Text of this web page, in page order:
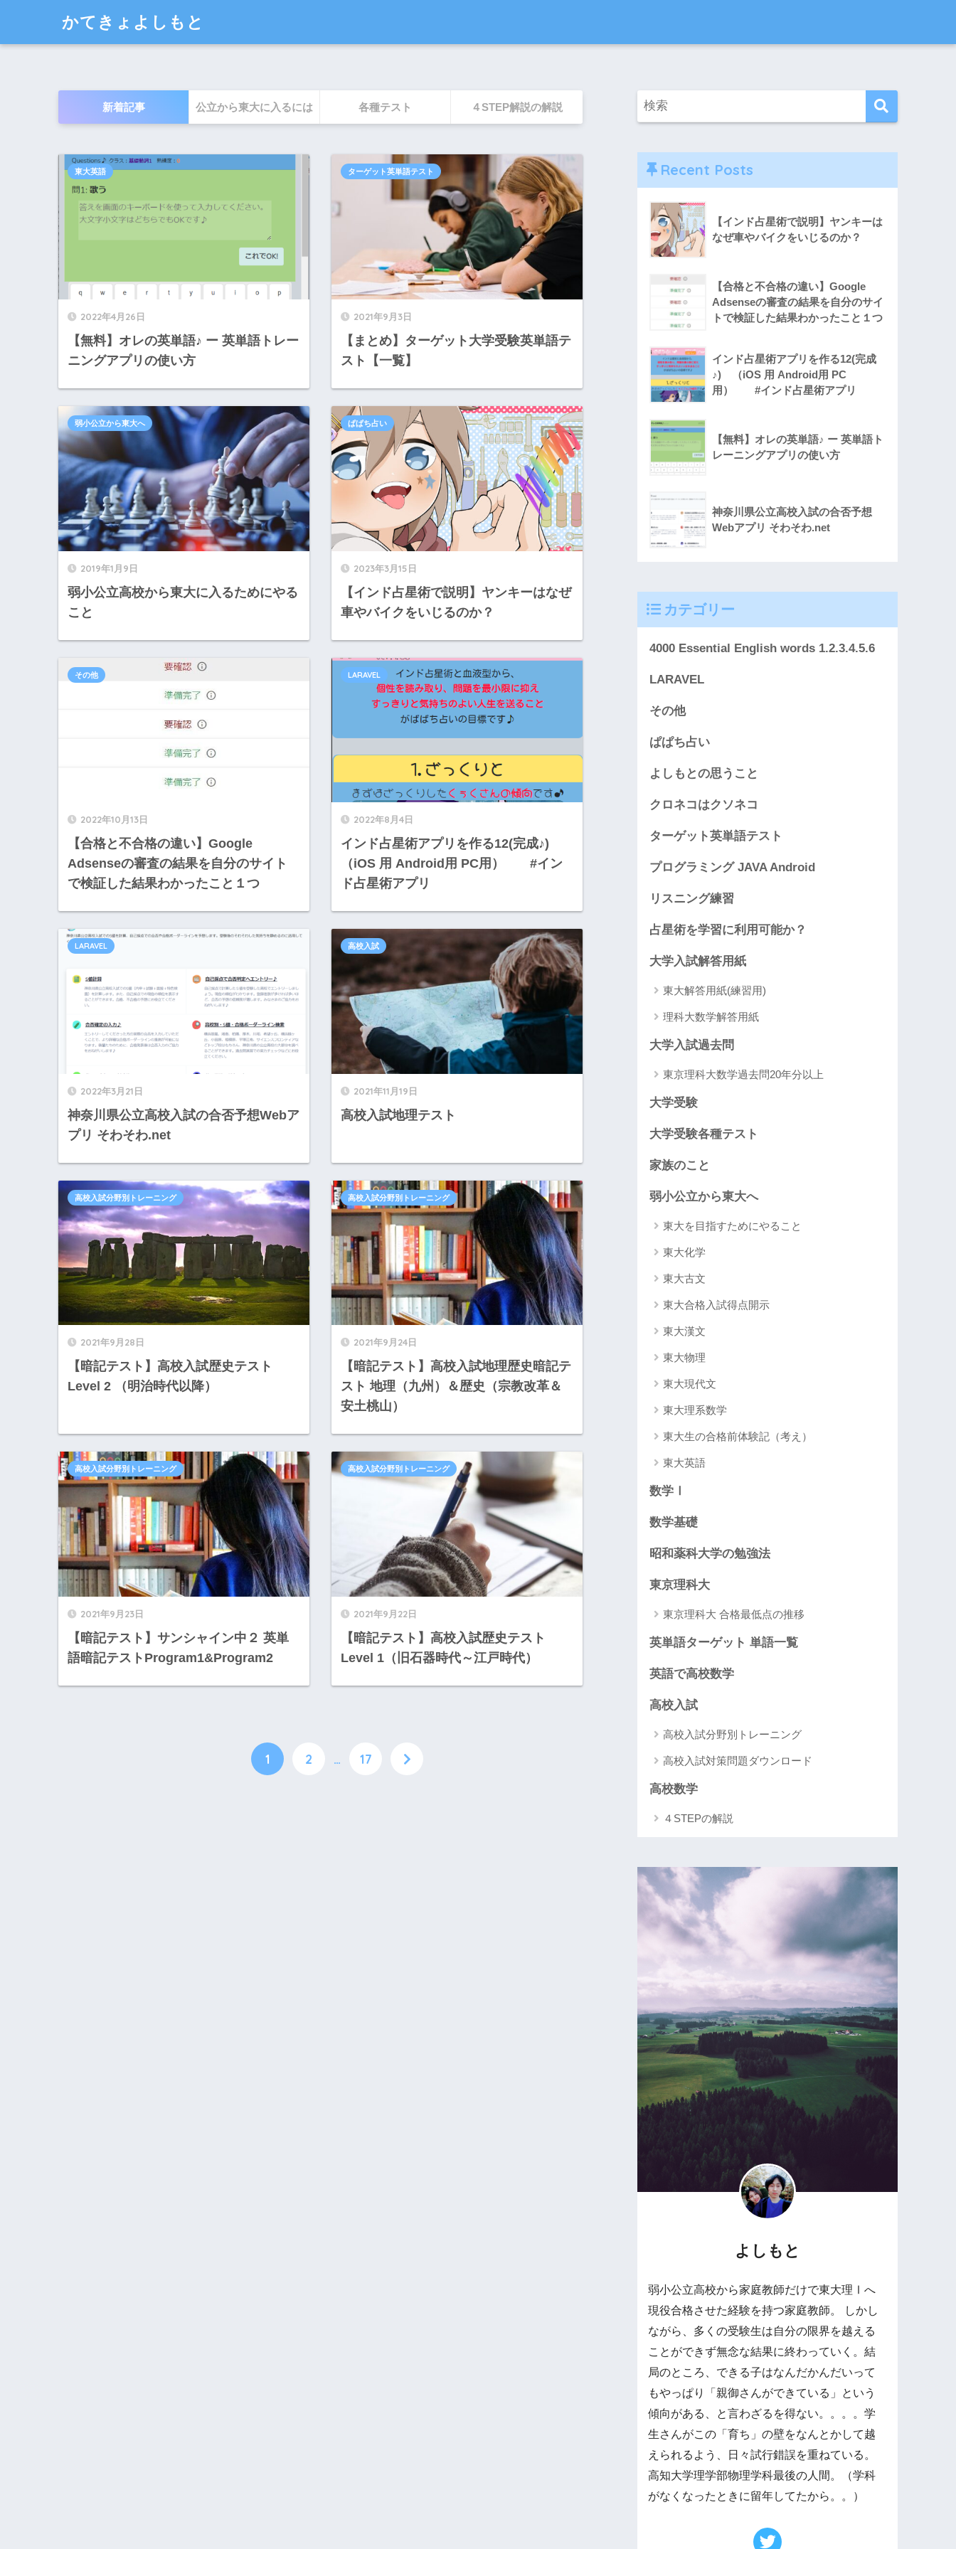
かてきょよしもと
新着記事 公立から東大に入るには 各種テスト ４STEP解説の解説
2022年4月26日
【無料】オレの英単語♪ ー 英単語トレー
ニングアプリの使い方
東大英語
2021年9月3日
【まとめ】ターゲット大学受験英単語テ
スト【一覧】
ターゲット英単語テスト
2019年1月9日
弱小公立高校から東大に入るためにやる
こと
弱小公立から東大へ
2023年3月15日
【インド占星術で説明】ヤンキーはなぜ
車やバイクをいじるのか？
ぱぱち占い
2022年10月13日
【合格と不合格の違い】Google
Adsenseの審査の結果を自分のサイト
で検証した結果わかったこと１つ
その他
2022年8月4日
インド占星術アプリを作る12(完成♪)
（iOS 用 Android用 PC用） #イン
ド占星術アプリ
LARAVEL
2022年3月21日
神奈川県公立高校入試の合否予想Webア
プリ そわそわ.net
LARAVEL
2021年11月19日
高校入試地理テスト
高校入試
2021年9月28日
【暗記テスト】高校入試歴史テスト
Level 2 （明治時代以降）
高校入試分野別トレーニング
2021年9月24日
【暗記テスト】高校入試地理歴史暗記テ
スト 地理（九州）＆歴史（宗教改革＆
安土桃山）
高校入試分野別トレーニング
2021年9月23日
【暗記テスト】サンシャイン中２ 英単
語暗記テストProgram1&Program2
高校入試分野別トレーニング
2021年9月22日
【暗記テスト】高校入試歴史テスト
Level 1（旧石器時代～江戸時代）
高校入試分野別トレーニング
1 2 … 17
Recent Posts
【インド占星術で説明】ヤンキーは
なぜ車やバイクをいじるのか？
【合格と不合格の違い】Google
Adsenseの審査の結果を自分のサイ
トで検証した結果わかったこと１つ
インド占星術アプリを作る12(完成
♪) （iOS 用 Android用 PC
用） #インド占星術アプリ
【無料】オレの英単語♪ ー 英単語ト
レーニングアプリの使い方
神奈川県公立高校入試の合否予想
Webアプリ そわそわ.net
カテゴリー
4000 Essential English words 1.2.3.4.5.6
LARAVEL
その他
ぱぱち占い
よしもとの思うこと
クロネコはクソネコ
ターゲット英単語テスト
プログラミング JAVA Android
リスニング練習
占星術を学習に利用可能か？
大学入試解答用紙
東大解答用紙(練習用)
理科大数学解答用紙
大学入試過去問
東京理科大数学過去問20年分以上
大学受験
大学受験各種テスト
家族のこと
弱小公立から東大へ
東大を目指すためにやること
東大化学
東大古文
東大合格入試得点開示
東大漢文
東大物理
東大現代文
東大理系数学
東大生の合格前体験記（考え）
東大英語
数学Ⅰ
数学基礎
昭和薬科大学の勉強法
東京理科大
東京理科大 合格最低点の推移
英単語ターゲット 単語一覧
英語で高校数学
高校入試
高校入試分野別トレーニング
高校入試対策問題ダウンロード
高校数学
４STEPの解説
よしもと
弱小公立高校から家庭教師だけで東大理Ⅰへ
現役合格させた経験を持つ家庭教師。 しかし
ながら、多くの受験生は自分の限界を越える
ことができず無念な結果に終わっていく。結
局のところ、できる子はなんだかんだいって
もやっぱり「親御さんができている」という
傾向がある、と言わざるを得ない。。。。学
生さんがこの「育ち」の壁をなんとかして越
えられるよう、日々試行錯誤を重ねている。
高知大学理学部物理学科最後の人間。（学科
がなくなったときに留年してたから。。）